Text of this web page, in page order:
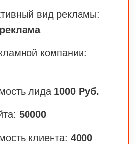
вид рекламы:
компании:
лида 1000 Руб.
50000
клиента: 4000